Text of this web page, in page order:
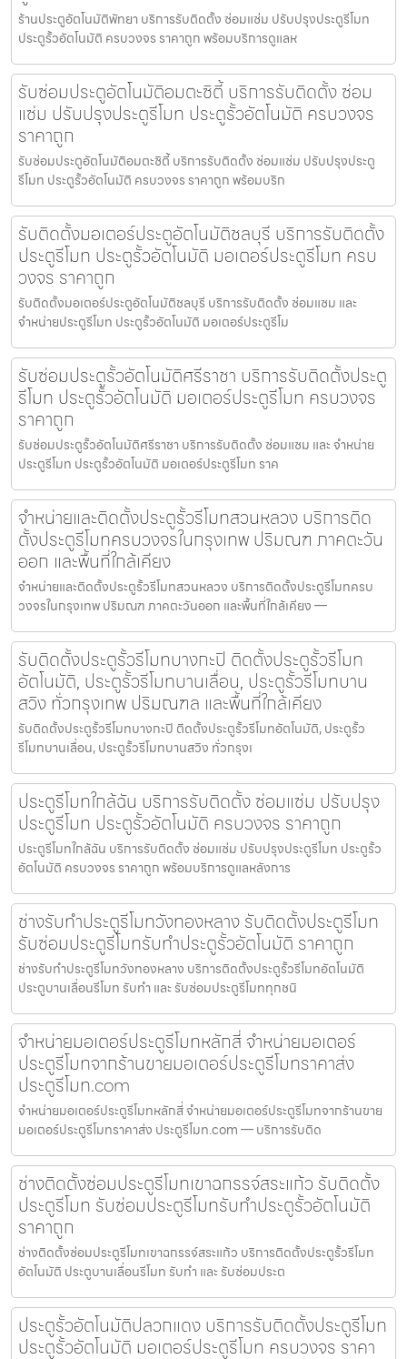
ร้านประตูอัตโนมัติพัทยา บริการรับติดตั้ง ซ่อมแซ่ม ปรับปรุงประตูรีโมท
ประตูรั้วอัตโนมัติ ครบวงจร ราคาถูก พร้อมบริการดูแลห
รับซ่อมประตูอัตโนมัติอมตะซิตี้ บริการรับติดตั้ง ซ่อม
แซ่ม ปรับปรุงประตูรีโมท ประตูรั้วอัตโนมัติ ครบวงจร
ราคาถูก
รับซ่อมประตูอัตโนมัติอมตะซิตี้ บริการรับติดตั้ง ซ่อมแซ่ม ปรับปรุงประตู
รีโมท ประตูรั้วอัตโนมัติ ครบวงจร ราคาถูก พร้อมบริก
รับติดตั้งมอเตอร์ประตูอัตโนมัติชลบุรี บริการรับติดตั้ง
ประตูรีโมท ประตูรั้วอัตโนมัติ มอเตอร์ประตูรีโมท ครบ
วงจร ราคาถูก
รับติดตั้งมอเตอร์ประตูอัตโนมัติชลบุรี บริการรับติดตั้ง ซ่อมแซม และ
จำหน่ายประตูรีโมท ประตูรั้วอัตโนมัติ มอเตอร์ประตูรีโม
รับซ่อมประตูรั้วอัตโนมัติศรีราชา บริการรับติดตั้งประตู
รีโมท ประตูรั้วอัตโนมัติ มอเตอร์ประตูรีโมท ครบวงจร
ราคาถูก
รับซ่อมประตูรั้วอัตโนมัติศรีราชา บริการรับติดตั้ง ซ่อมแซม และ จำหน่าย
ประตูรีโมท ประตูรั้วอัตโนมัติ มอเตอร์ประตูรีโมท ราค
จำหน่ายและติดตั้งประตูรั้วรีโมทสวนหลวง บริการติด
ตั้งประตูรีโมทครบวงจรในกรุงเทพ ปริมณฑ ภาคตะวัน
ออก และพื้นที่ใกล้เคียง
จำหน่ายและติดตั้งประตูรั้วรีโมทสวนหลวง บริการติดตั้งประตูรีโมทครบ
วงจรในกรุงเทพ ปริมณฑ ภาคตะวันออก และพื้นที่ใกล้เคียง —
รับติดตั้งประตูรั้วรีโมทบางกะปิ ติดตั้งประตูรั้วรีโมท
อัตโนมัติ, ประตูรั้วรีโมทบานเลื่อน, ประตูรั้วรีโมทบาน
สวิง ทั่วกรุงเทพ ปริมณฑล และพื้นที่ใกล้เคียง
รับติดตั้งประตูรั้วรีโมทบางกะปิ ติดตั้งประตูรั้วรีโมทอัตโนมัติ, ประตูรั้ว
รีโมทบานเลื่อน, ประตูรั้วรีโมทบานสวิง ทั่วกรุงเ
ประตูรีโมทใกล้ฉัน บริการรับติดตั้ง ซ่อมแซ่ม ปรับปรุง
ประตูรีโมท ประตูรั้วอัตโนมัติ ครบวงจร ราคาถูก
ประตูรีโมทใกล้ฉัน บริการรับติดตั้ง ซ่อมแซ่ม ปรับปรุงประตูรีโมท ประตูรั้ว
อัตโนมัติ ครบวงจร ราคาถูก พร้อมบริการดูแลหลังการ
ช่างรับทำประตูรีโมทวังทองหลาง รับติดตั้งประตูรีโมท
รับซ่อมประตูรีโมทรับทำประตูรั้วอัตโนมัติ ราคาถูก
ช่างรับทำประตูรีโมทวังทองหลาง บริการติดตั้งประตูรั้วรีโมทอัตโนมัติ
ประตูบานเลื่อนรีโมท รับทำ และ รับซ่อมประตูรีโมททุกชนิ
จำหน่ายมอเตอร์ประตูรีโมทหลักสี่ จำหน่ายมอเตอร์
ประตูรีโมทจากร้านขายมอเตอร์ประตูรีโมทราคาส่ง
ประตูรีโมท.com
จำหน่ายมอเตอร์ประตูรีโมทหลักสี่ จำหน่ายมอเตอร์ประตูรีโมทจากร้านขาย
มอเตอร์ประตูรีโมทราคาส่ง ประตูรีโมท.com — บริการรับติด
ช่างติดตั้งซ่อมประตูรีโมทเขาฉกรรจ์สระแก้ว รับติดตั้ง
ประตูรีโมท รับซ่อมประตูรีโมทรับทำประตูรั้วอัตโนมัติ
ราคาถูก
ช่างติดตั้งซ่อมประตูรีโมทเขาฉกรรจ์สระแก้ว บริการติดตั้งประตูรั้วรีโมท
อัตโนมัติ ประตูบานเลื่อนรีโมท รับทำ และ รับซ่อมประต
ประตูรั้วอัตโนมัติปลวกแดง บริการรับติดตั้งประตูรีโมท
ประตูรั้วอัตโนมัติ มอเตอร์ประตูรีโมท ครบวงจร ราคา